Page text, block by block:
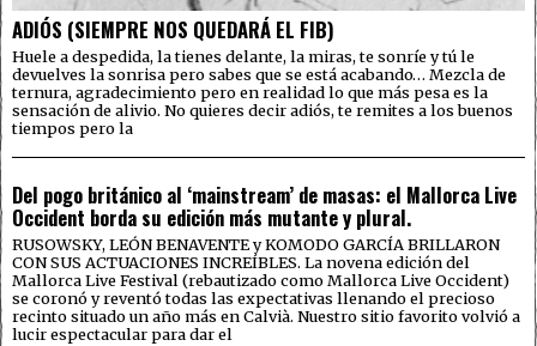
ADIÓS (SIEMPRE NOS QUEDARÁ EL FIB)
Huele a despedida, la tienes delante, la miras, te sonríe y tú le
devuelves la sonrisa pero sabes que se está acabando… Mezcla de
ternura, agradecimiento pero en realidad lo que más pesa es la
sensación de alivio. No quieres decir adiós, te remites a los buenos
tiempos pero la
Del pogo británico al ‘mainstream’ de masas: el Mallorca Live
Occident borda su edición más mutante y plural.
RUSOWSKY, LEÓN BENAVENTE y KOMODO GARCÍA BRILLARON
CON SUS ACTUACIONES INCREÍBLES. La novena edición del
Mallorca Live Festival (rebautizado como Mallorca Live Occident)
se coronó y reventó todas las expectativas llenando el precioso
recinto situado un año más en Calvià. Nuestro sitio favorito volvió a
lucir espectacular para dar el